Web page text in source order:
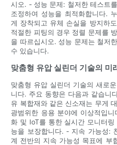
시오. - 성능 문제: 철저한 테스트
조정하여 성능을 최적화합니다.
게 장착되고 유체 손실을 방지하
적절한 피팅의 경우 정렬 문제를
을 따르십시오. 성능 문제는 철저
수 있습니다.
맞춤형 유압 실린더 기술의 미
맞춤형 유압 실린더 기술의 새로
니다. 주요 동향은 다음과 같습니
유 복합재와 같은 신소재는 무게
광범위한 응용 분야에 이상적입
화 및 IoT를 통한 실시간 모니터
능을 보장합니다. - 지속 가능성:
계 전반의 지속 가능성 목표에 부